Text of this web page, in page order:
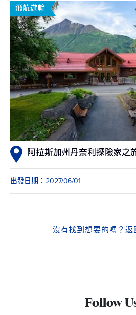
飛航遊輪
出發日期：2027/06/01
沒有找到想要的嗎？ 返
Follow